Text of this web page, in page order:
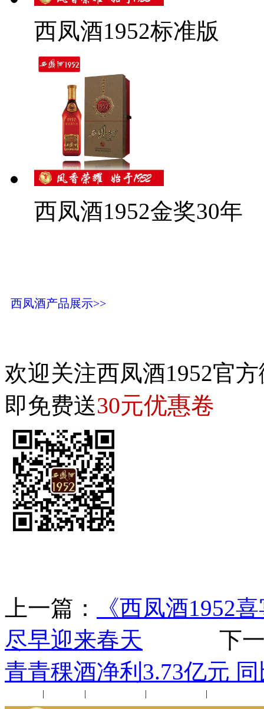
西凤酒1952标准版
西凤酒1952金奖30年
西凤酒产品展示>>
欢迎关注西凤酒1952官
即免费送30元优惠卷
上一篇：
《西凤酒1952
尽早迎来春天 下一
青青稞酒净利3.73亿元
| | | |